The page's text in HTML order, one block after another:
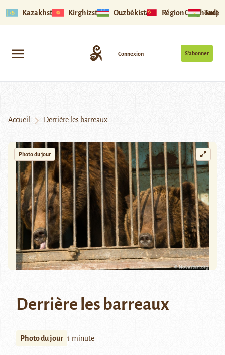
Kazakhstan Kirghizstan Ouzbékistan Région Ouïghoure
S’abonner
Connexion
Accueil Derrière les barreaux
Photo du jour
Derrière les barreaux
Photo du jour 1 minute